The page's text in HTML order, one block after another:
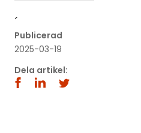
´
Publicerad
2025-03-19
Dela artikel: